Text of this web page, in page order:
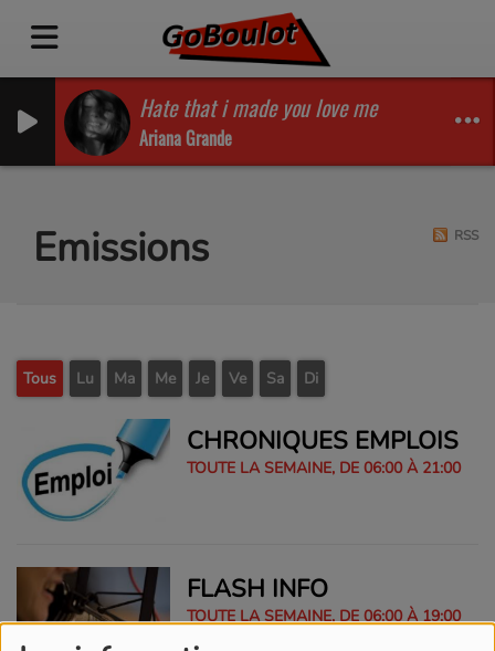
Hate that i made you love me
Ariana Grande
Emissions RSS
Tous Lu Ma Me Je Ve Sa Di
CHRONIQUES EMPLOIS
TOUTE LA SEMAINE, DE 06:00 À 21:00
FLASH INFO
TOUTE LA SEMAINE, DE 06:00 À 19:00